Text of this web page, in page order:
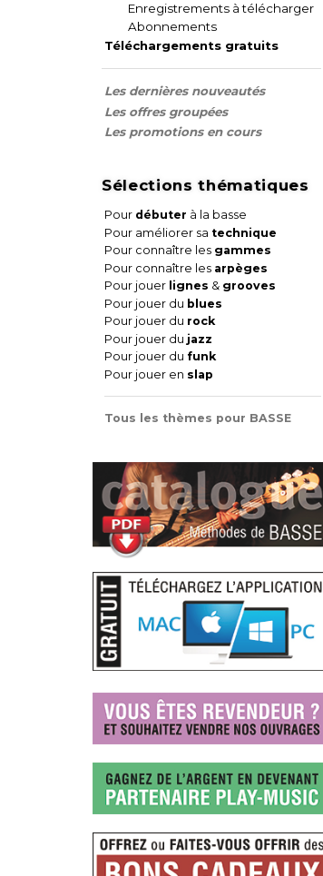
Enregistrements à télécharger
Abonnements
Téléchargements gratuits
Les dernières nouveautés
Les offres groupées
Les promotions en cours
Sélections thématiques
Pour débuter à la basse
Pour améliorer sa technique
Pour connaître les gammes
Pour connaître les arpèges
Pour jouer lignes & grooves
Pour jouer du blues
Pour jouer du rock
Pour jouer du jazz
Pour jouer du funk
Pour jouer en slap
Tous les thèmes pour BASSE